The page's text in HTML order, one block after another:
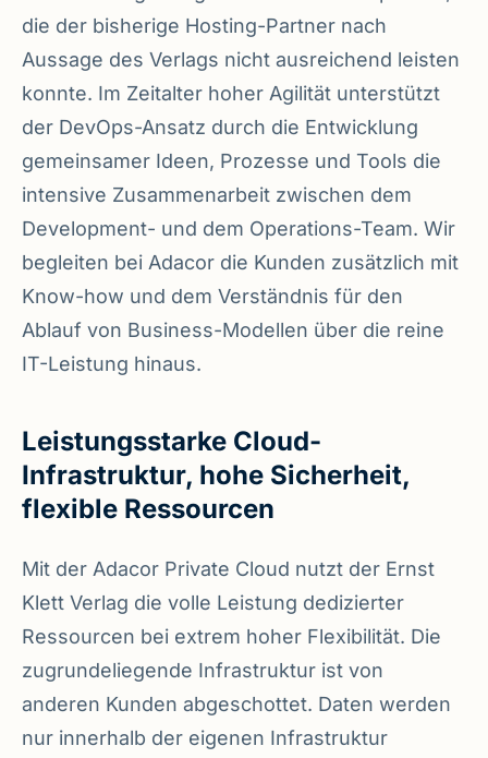
die der bisherige Hosting-Partner nach
Aussage des Verlags nicht ausreichend leisten
konnte. Im Zeitalter hoher Agilität unterstützt
der DevOps-Ansatz durch die Entwicklung
gemeinsamer Ideen, Prozesse und Tools die
intensive Zusammenarbeit zwischen dem
Development- und dem Operations-Team. Wir
begleiten bei Adacor die Kunden zusätzlich mit
Know-how und dem Verständnis für den
Ablauf von Business-Modellen über die reine
IT-Leistung hinaus.
Leistungsstarke Cloud-
Infrastruktur, hohe Sicherheit,
flexible Ressourcen
Mit der Adacor Private Cloud nutzt der Ernst
Klett Verlag die volle Leistung dedizierter
Ressourcen bei extrem hoher Flexibilität. Die
zugrundeliegende Infrastruktur ist von
anderen Kunden abgeschottet. Daten werden
nur innerhalb der eigenen Infrastruktur